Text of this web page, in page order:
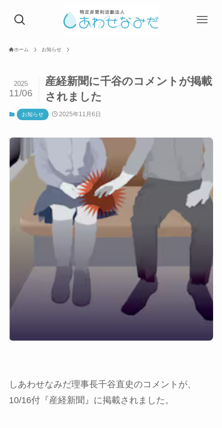
ホーム お知らせ
産経新聞に千谷のコメントが掲載
されました
2025
11/06
お知らせ 2025年11月6日
しあわせなみだ理事長千谷直史のコメントが、
10/16付『産経新聞』に掲載されました。